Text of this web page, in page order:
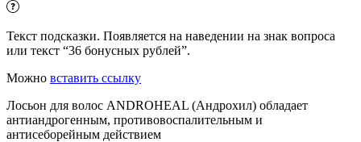
Текст подсказки. Появляется на наведении на знак вопроса
или текст “36 бонусных рублей”.
Можно вставить ссылку
Лосьон для волос ANDROHEAL (Андрохил) обладает
антиандрогенным, противовоспалительным и
антисеборейным действием